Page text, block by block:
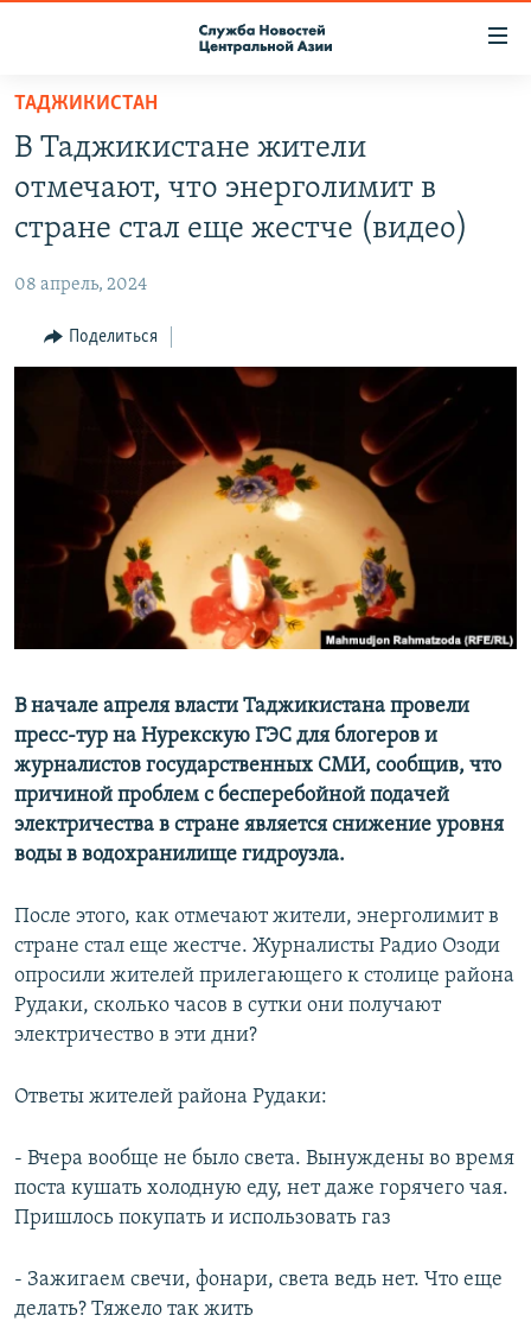
Вернуться
основному
содержанию
главной
навигации
Вернутся
ПОДПИСКА
НАСТОЯЩЕЕ ВРЕМЯ
МИГРАНТ МЕДИА
ТАДЖИКИСТАН
В Таджикистане жители
отмечают, что энерголимит в
стране стал еще жестче (видео)
08 апрель, 2024
Поделиться
В начале апреля власти Таджикистана провели
пресс-тур на Нурекскую ГЭС для блогеров и
журналистов государственных СМИ, сообщив, что
причиной проблем с бесперебойной подачей
электричества в стране является снижение уровня
воды в водохранилище гидроузла.
После этого, как отмечают жители, энерголимит в
стране стал еще жестче. Журналисты Радио Озоди
опросили жителей прилегающего к столице района
Рудаки, сколько часов в сутки они получают
электричество в эти дни?
Ответы жителей района Рудаки:
- Вчера вообще не было света. Вынуждены во время
поста кушать холодную еду, нет даже горячего чая.
Пришлось покупать и использовать газ
- Зажигаем свечи, фонари, света ведь нет. Что еще
делать? Тяжело так жить